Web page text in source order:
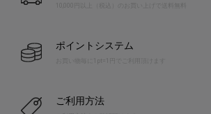
10,000円以上（税込）のお買い上げで送料無料
ポイントシステム
お買い物毎に1pt=1円でご利用頂けます
ご利用方法